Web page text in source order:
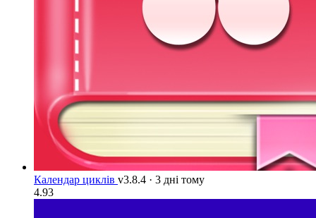
Календар циклів v3.8.4 · 3 дні тому
4.93